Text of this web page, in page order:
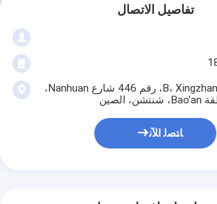
تفاصيل الاتصال
12F، الكتلة B، Xingzhan Plaza، رقم 446 شارع Nanhuan،
ﺎﺘﺼﻟ ﺍﻶﻧ